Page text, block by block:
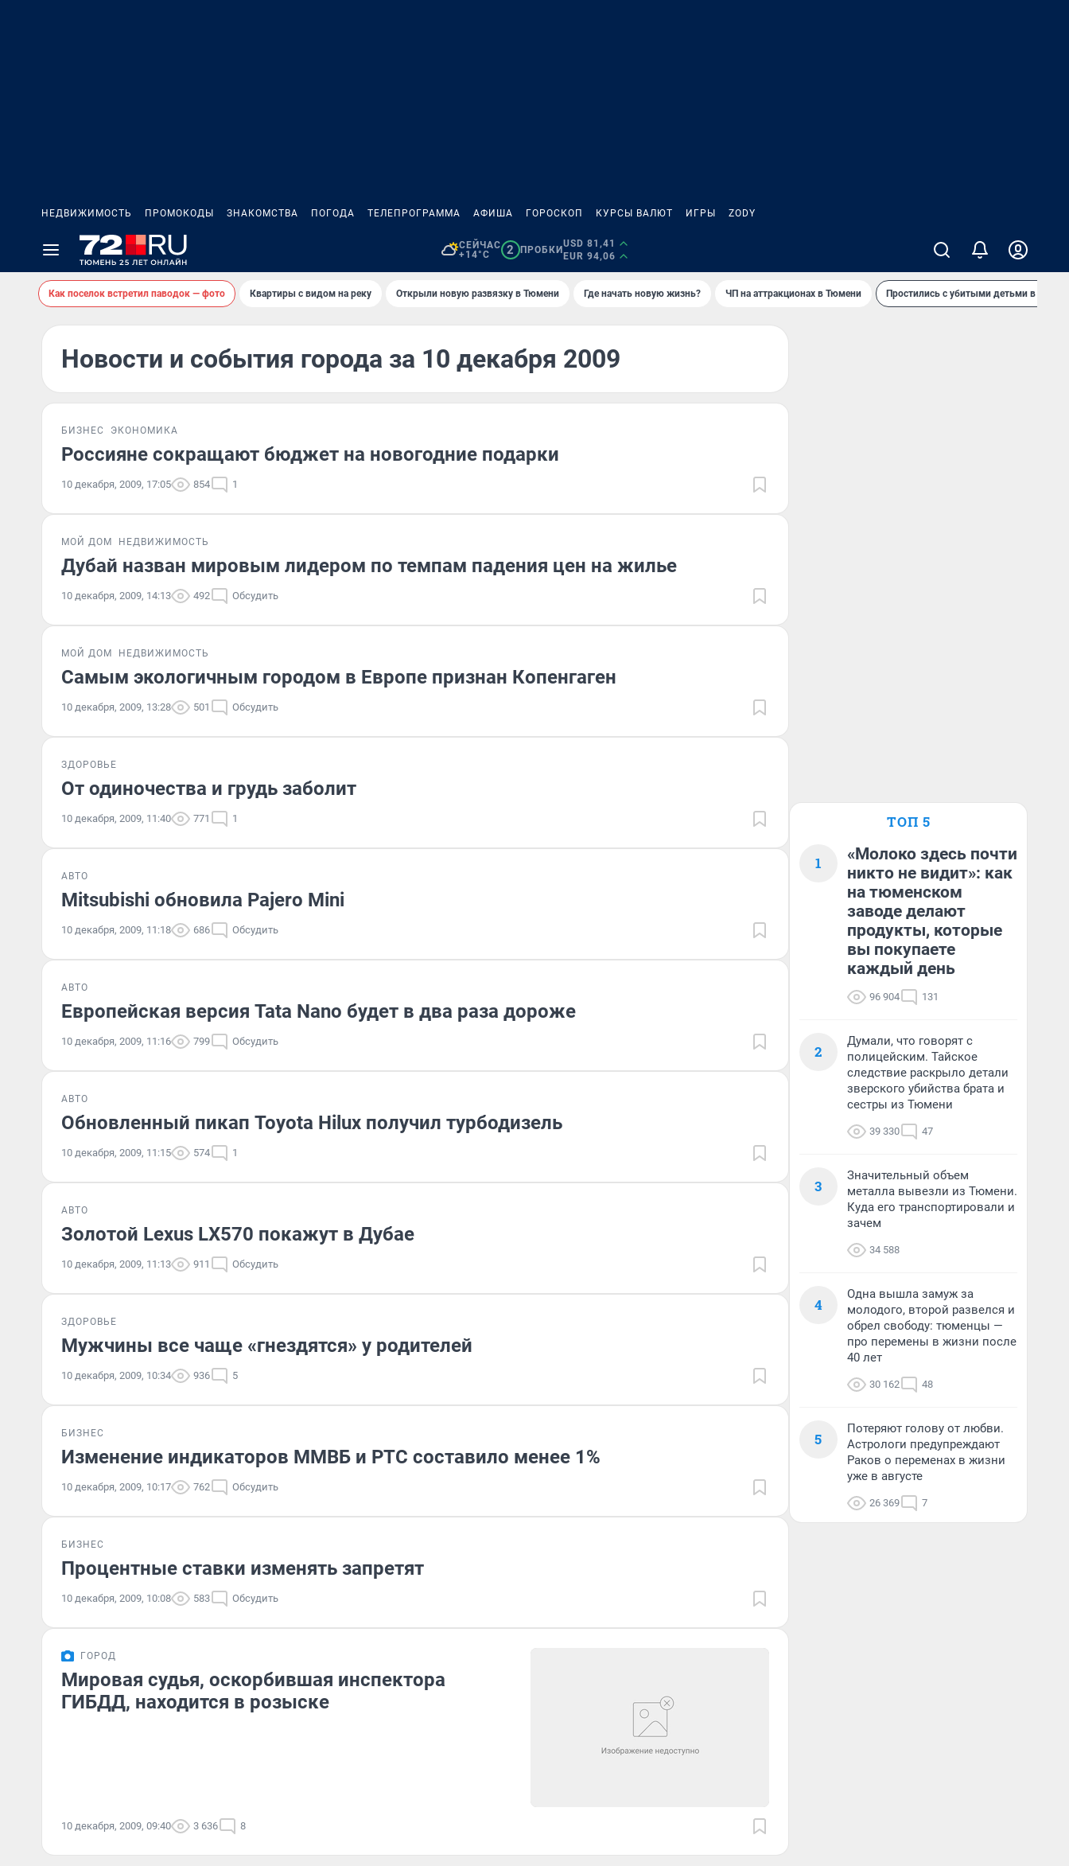
НЕДВИЖИМОСТЬ ПРОМОКОДЫ ЗНАКОМСТВА ПОГОДА ТЕЛЕПРОГРАММА АФИША ГОРОСКОП КУРСЫ ВАЛЮТ ИГРЫ ZODY
СЕЙЧАС
+14°C
2 ПРОБКИ
USD 81,41
EUR 94,06
Как поселок встретил паводок — фото Квартиры с видом на реку Открыли новую развязку в Тюмени Где начать новую жизнь? ЧП на аттракционах в Тюмени Простились с убитыми детьми в
Новости и события города за 10 декабря 2009
БИЗНЕС ЭКОНОМИКА
Россияне сокращают бюджет на новогодние подарки
10 декабря, 2009, 17:05 854 1
МОЙ ДОМ НЕДВИЖИМОСТЬ
Дубай назван мировым лидером по темпам падения цен на жилье
10 декабря, 2009, 14:13 492 Обсудить
МОЙ ДОМ НЕДВИЖИМОСТЬ
Самым экологичным городом в Европе признан Копенгаген
10 декабря, 2009, 13:28 501 Обсудить
ЗДОРОВЬЕ
От одиночества и грудь заболит
10 декабря, 2009, 11:40 771 1
АВТО
Mitsubishi обновила Pajero Mini
10 декабря, 2009, 11:18 686 Обсудить
АВТО
Европейская версия Tata Nano будет в два раза дороже
10 декабря, 2009, 11:16 799 Обсудить
АВТО
Обновленный пикап Toyota Hilux получил турбодизель
10 декабря, 2009, 11:15 574 1
АВТО
Золотой Lexus LX570 покажут в Дубае
10 декабря, 2009, 11:13 911 Обсудить
ЗДОРОВЬЕ
Мужчины все чаще «гнездятся» у родителей
10 декабря, 2009, 10:34 936 5
БИЗНЕС
Изменение индикаторов ММВБ и РТС составило менее 1%
10 декабря, 2009, 10:17 762 Обсудить
БИЗНЕС
Процентные ставки изменять запретят
10 декабря, 2009, 10:08 583 Обсудить
ГОРОД
Мировая судья, оскорбившая инспектора
ГИБДД, находится в розыске
10 декабря, 2009, 09:40 3 636 8
ТОП 5
1
«Молоко здесь почти
никто не видит»: как
на тюменском
заводе делают
продукты, которые
вы покупаете
каждый день
96 904 131
2
Думали, что говорят с
полицейским. Тайское
следствие раскрыло детали
зверского убийства брата и
сестры из Тюмени
39 330 47
3
Значительный объем
металла вывезли из Тюмени.
Куда его транспортировали и
зачем
34 588
4
Одна вышла замуж за
молодого, второй развелся и
обрел свободу: тюменцы —
про перемены в жизни после
40 лет
30 162 48
5
Потеряют голову от любви.
Астрологи предупреждают
Раков о переменах в жизни
уже в августе
26 369 7